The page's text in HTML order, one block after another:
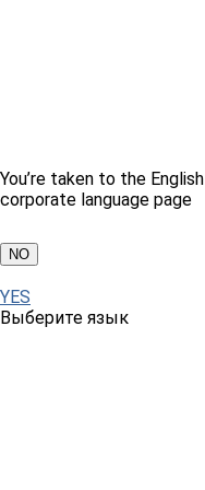
You’re taken to the English
corporate language page
NO
YES
Выберите язык